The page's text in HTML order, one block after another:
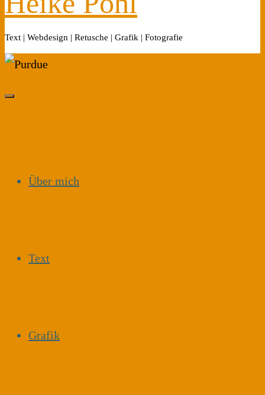
Text | Webdesign | Retusche | Grafik | Fotografie
Über mich
Text
Grafik